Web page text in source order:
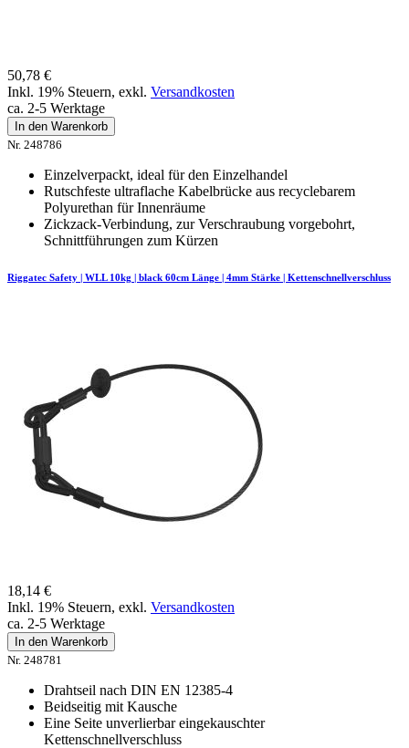
50,78 €
Inkl. 19% Steuern, exkl. Versandkosten
ca. 2-5 Werktage
In den Warenkorb
Nr. 248786
Einzelverpackt, ideal für den Einzelhandel
Rutschfeste ultraflache Kabelbrücke aus recyclebarem
Polyurethan für Innenräume
Zickzack-Verbindung, zur Verschraubung vorgebohrt,
Schnittführungen zum Kürzen
Riggatec Safety | WLL 10kg | black 60cm Länge | 4mm Stärke | Kettenschnellverschluss
18,14 €
Inkl. 19% Steuern, exkl. Versandkosten
ca. 2-5 Werktage
In den Warenkorb
Nr. 248781
Drahtseil nach DIN EN 12385-4
Beidseitig mit Kausche
Eine Seite unverlierbar eingekauschter
Kettenschnellverschluss